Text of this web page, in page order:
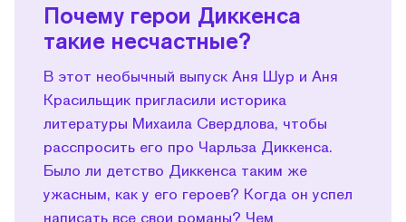
Почему герои Диккенса
такие несчастные?
В этот необычный выпуск Аня Шур и Аня
Красильщик пригласили историка
литературы Михаила Свердлова, чтобы
расспросить его про Чарльза Диккенса.
Было ли детство Диккенса таким же
ужасным, как у его героев? Когда он успел
написать все свои романы? Чем